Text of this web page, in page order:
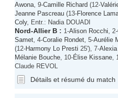
Awona , 9-Camille Richard (12-
Jeanne Pascreau (13-Florence
Coly, Entr.: Nadia DOUADI
Nord-Allier B : 1-Alison Rocchi , 2-
Samet , 4-Coralie Rondet , 5-Aurélie
(12-Harmony Lo Presti 25'), 7-
Mélanie Bouche , 10-Élise Kissane ,
Claude REVOL
Détails et résumé du match